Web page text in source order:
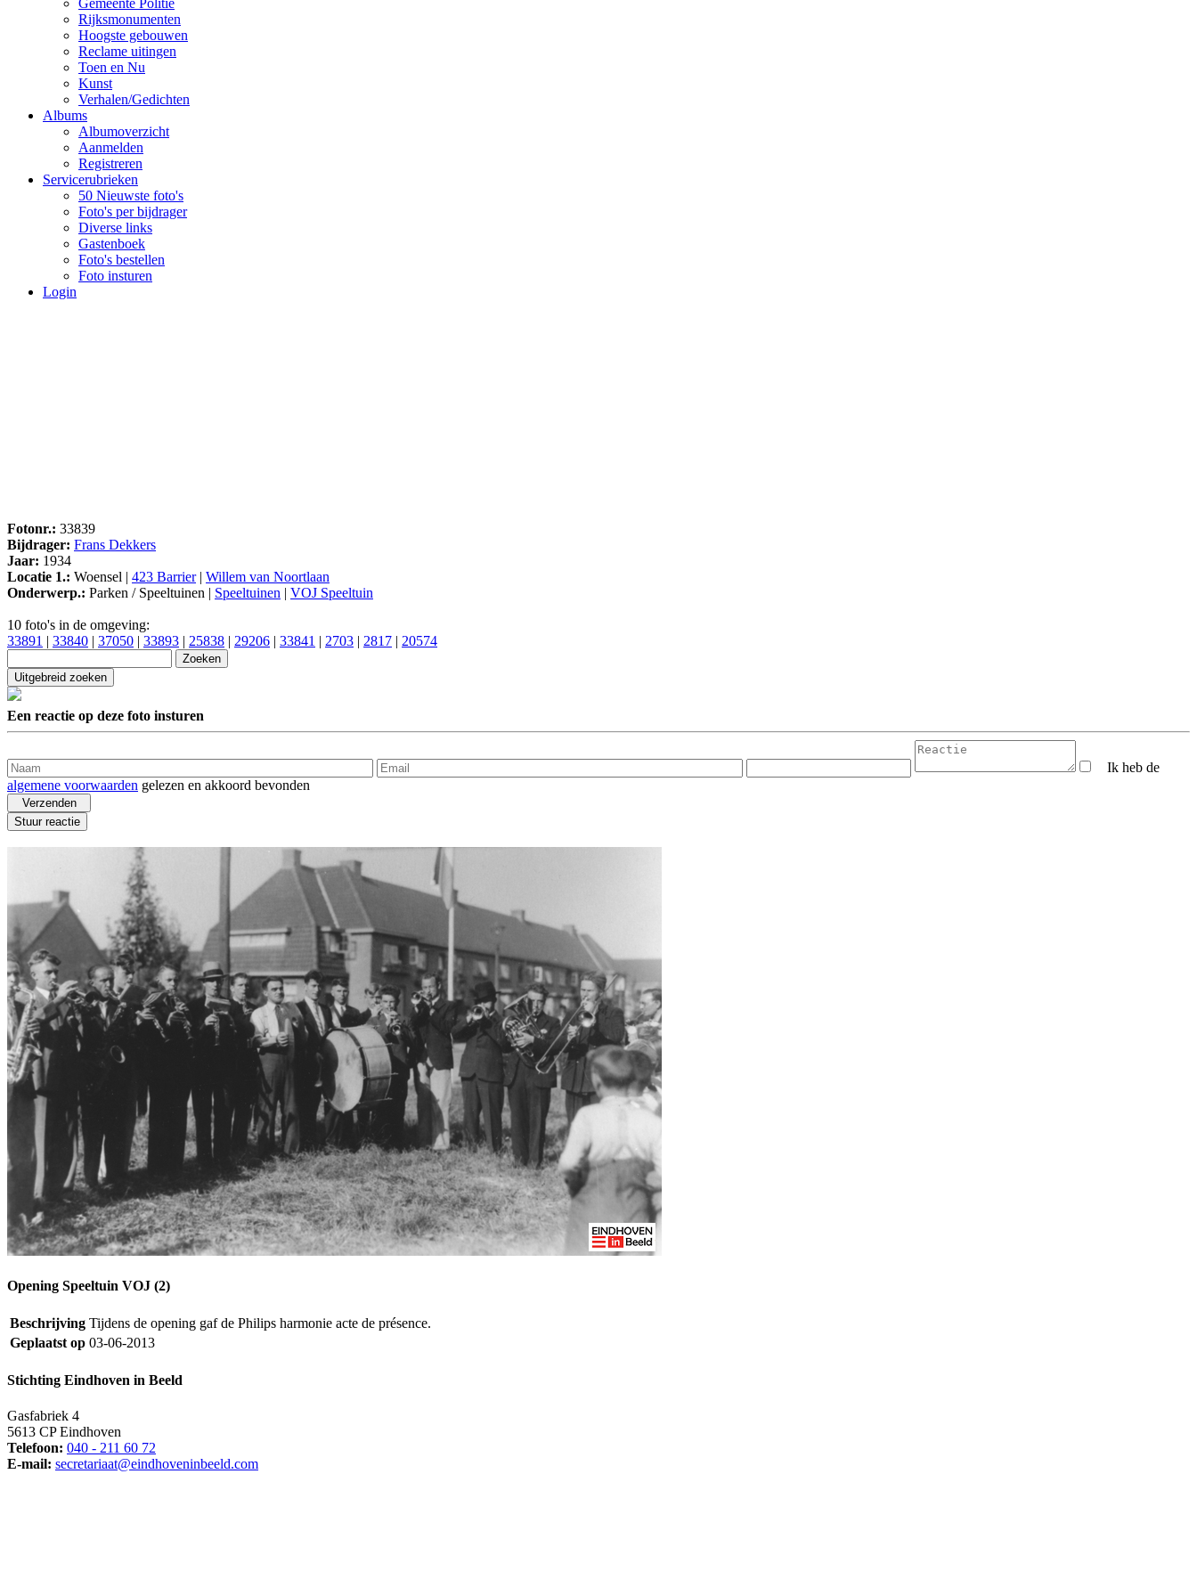
Gemeente Politie
Rijksmonumenten
Hoogste gebouwen
Reclame uitingen
Toen en Nu
Kunst
Verhalen/Gedichten
Albums
Albumoverzicht
Aanmelden
Registreren
Servicerubrieken
50 Nieuwste foto's
Foto's per bijdrager
Diverse links
Gastenboek
Foto's bestellen
Foto insturen
Login
Fotonr.: 33839
Bijdrager: Frans Dekkers
Jaar: 1934
Locatie 1.: Woensel | 423 Barrier| Willem van Noortlaan
Onderwerp.: Parken / Speeltuinen | Speeltuinen VOJ Speeltuin
10 foto's in de omgeving:
33891
33840 37050 33893 25838 29206 33841 2703 2817 20574
Een reactie op deze foto insturen
Ik heb de
algemene voorwaarden gelezen en akkoord bevonden
Opening Speeltuin VOJ (2)
Beschrijving Tijdens de opening gaf de Philips harmonie acte de présence.
Geplaatst op 03-06-2013
Stichting Eindhoven in Beeld
Gasfabriek 4
5613 CP Eindhoven
Telefoon: 040 - 211 60 72
E-mail: secretariaat@eindhoveninbeeld.com